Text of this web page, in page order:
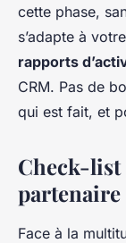
cette phase,
s’adapte à
rapports
CRM. Pas de
qui est fait, et
Check-
Face à la